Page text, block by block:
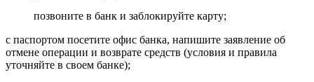
позвоните в банк и заблокируйте карту;
с паспортом посетите офис банка, напишите заявление об
отмене операции и возврате средств (условия и правила
уточняйте в своем банке);